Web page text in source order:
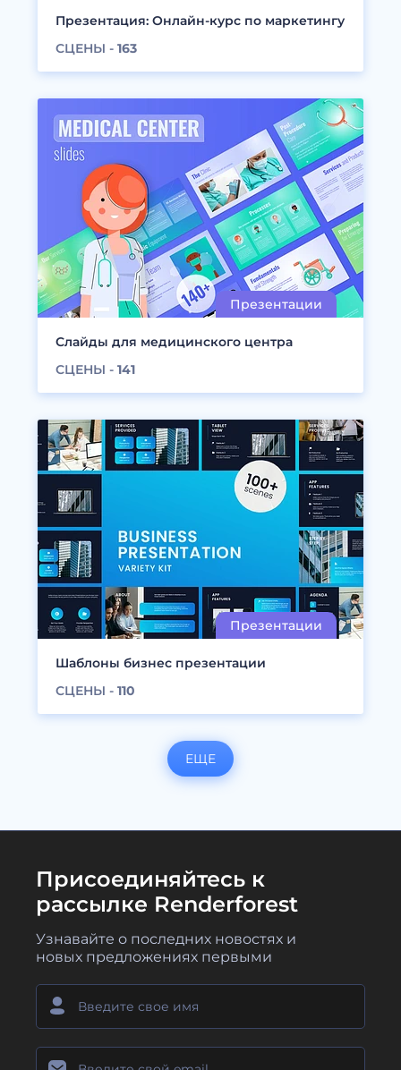
Презентация: Онлайн-курс по маркетингу
СЦЕНЫ - 163
Слайды для медицинского центра
СЦЕНЫ - 141
Шаблоны бизнес презентации
СЦЕНЫ - 110
ЕЩЕ
Присоединяйтесь к
рассылке Renderforest
Узнавайте о последних новостях и
новых предложениях первыми